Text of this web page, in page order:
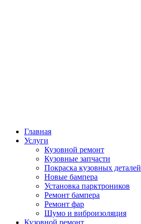
Главная
Услуги
Кузовной ремонт
Кузовные запчасти
Покраска кузовных деталей
Новые бампера
Установка парктроников
Ремонт бампера
Ремонт фар
Шумо и виброизоляция
Кузовной ремонт